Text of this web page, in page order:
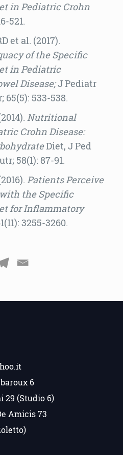
in Pediatric Crohn
521.
et al. (2017).
of the Specific
in Pediatric
Disease;J Pediatr
533-538.
Nutritional
Crohn Disease:
Diet, J Ped
58(1): 87-91.
Patients Perceive
the Specific
for Inflammatory
3255-3260.
6
29 (Studio 6)
Amicis 73